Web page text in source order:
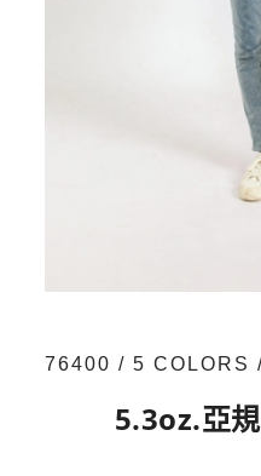
76400 / 5 COLORS
5.3oz.亞